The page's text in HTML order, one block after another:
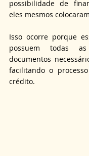
possibilidade de
eles mesmos
Isso ocorre porque
possuem todas
documentos
facilitando o
crédito.